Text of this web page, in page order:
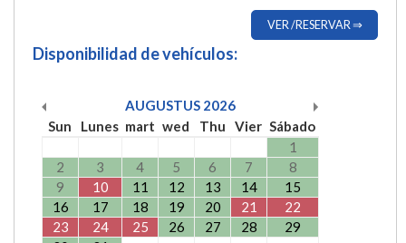
VER /RESERVAR ⇒
Disponibilidad de vehículos:
AUGUSTUS 2026
Sun
Lunes mart wed Thu Vier Sábado
1
2
3 4 5 6 7
8
9
10 11 12 13 14
15
16
17 18 19 20 21
22
23
24 25 26 27 28
29